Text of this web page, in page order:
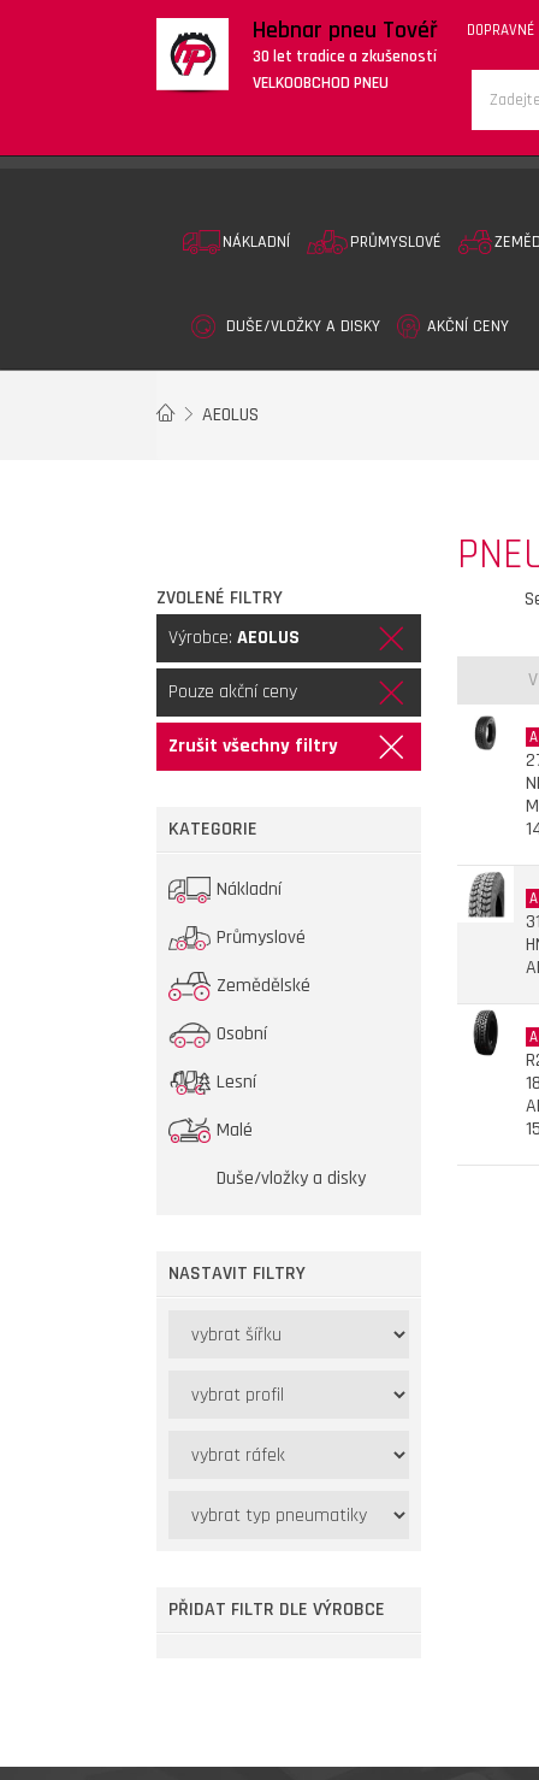
Hebnar pneu Tovéř
30 let tradice a zkušeností
VELKOOBCHOD PNEU
DOPRAVNÉ
NÁKLADNÍ PRŮMYSLOVÉ
DUŠE/VLOŽKY A DISKY AKČNÍ CENY
AEOLUS
ZVOLENÉ FILTRY
Výrobce: AEOLUS
Pouze akční ceny
Zrušit všechny filtry
KATEGORIE
Nákladní
Průmyslové
Zemědělské
Osobní
Lesní
Malé
Duše/vložky a disky
NASTAVIT FILTRY
PŘIDAT FILTR DLE VÝROBCE